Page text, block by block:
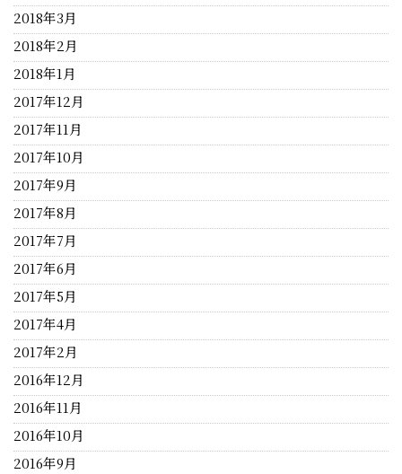
2018年3月
2018年2月
2018年1月
2017年12月
2017年11月
2017年10月
2017年9月
2017年8月
2017年7月
2017年6月
2017年5月
2017年4月
2017年2月
2016年12月
2016年11月
2016年10月
2016年9月